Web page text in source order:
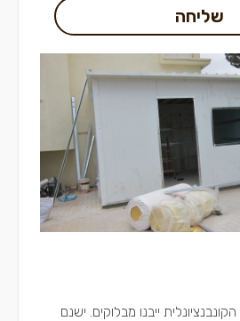
שליחה
ייבנו מבלוקים. ישנם